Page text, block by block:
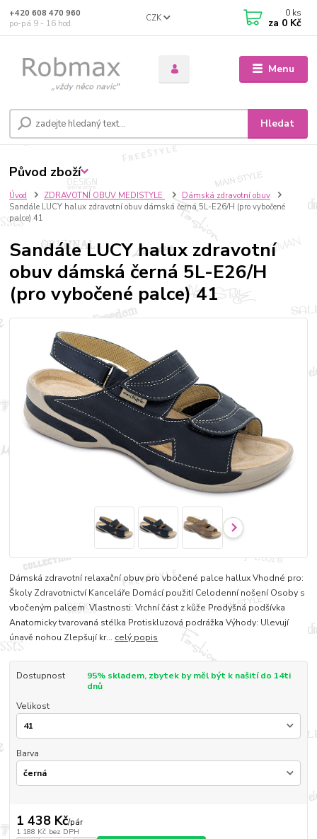
Menu
CZK
Hledat
+420 608 470 960
po-pá 9 - 16 hod.
0 ks
za 0 Kč
Úvod ZDRAVOTNÍ OBUV MEDISTYLE
Dámská zdravotní obuv
Sandále LUCY halux zdravotní obuv dámská černá 5L-E26/H (pro vybočené
palce) 41
Sandále LUCY halux zdravotní
obuv dámská černá 5L-E26/H
(pro vybočené palce) 41
Dámská zdravotní relaxační obuv pro vbočené palce hallux Vhodné pro:
Školy Zdravotnictví Kanceláře Domácí použití Celodenní nošení Osoby s
vbočeným palcem Vlastnosti: Vrchní část z kůže Prodyšná podšívka
Anatomicky tvarovaná stélka Protiskluzová podrážka Výhody: Ulevují
únavě nohou Zlepšují kr... celý popis
Dostupnost
95% skladem, zbytek by měl být k našití do 14ti
dnů
Velikost
Barva
1 438 Kč/pár
1 188 Kč bez DPH
Původ zboží